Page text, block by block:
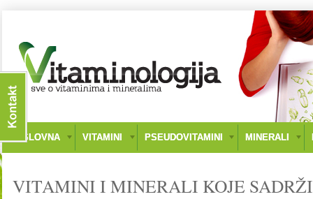
NASLOVNA VITAMINI PSEUDOVITAMINI MINERALI
VITAMINI I MINERALI KOJE